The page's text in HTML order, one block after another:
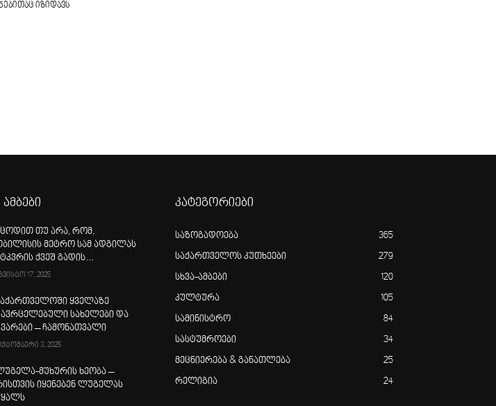
იზიდავს
თუ არა, რომ,
მეტრო სამ ადგილას
ქვეშ გადის…
17, 2025
ყველაზე
სახელები და
– ჩამონათვალი
3, 2025
მუხურის ხეობა –
იყენებენ ლუგელას
კატეგორიები
საზოგადოება 365
საქართველოს კუთხეები 279
სხვა-ამბები 120
კულტურა 105
სამინისტრო 84
სასტუმროები 34
მეცნიერება & განათლება 25
რელიგია 24